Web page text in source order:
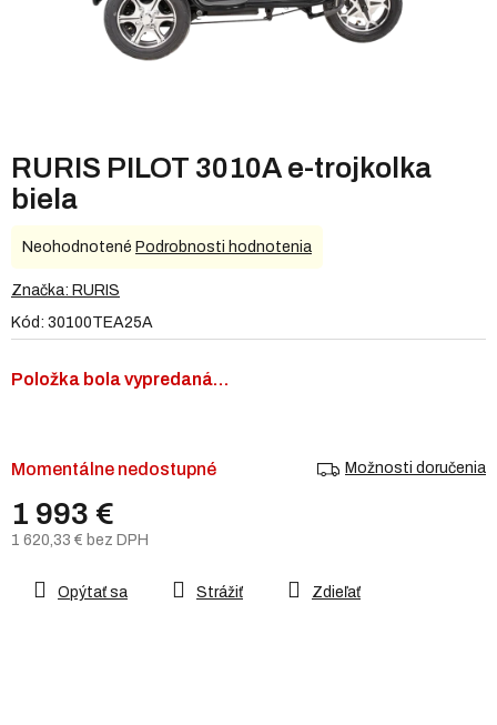
RURIS PILOT 3010A e-trojkolka
biela
Kód: 30100TEA25A
1 993 €
1 620,33 € bez DPH
cena:
Momentálne nedostupné Možnosti doručenia
Položka bola vypredaná…
Opýtať sa Strážiť Zdieľať
Priemerné
produktu
0,0
5
Neohodnotené Podrobnosti hodnotenia
Značka: RURIS